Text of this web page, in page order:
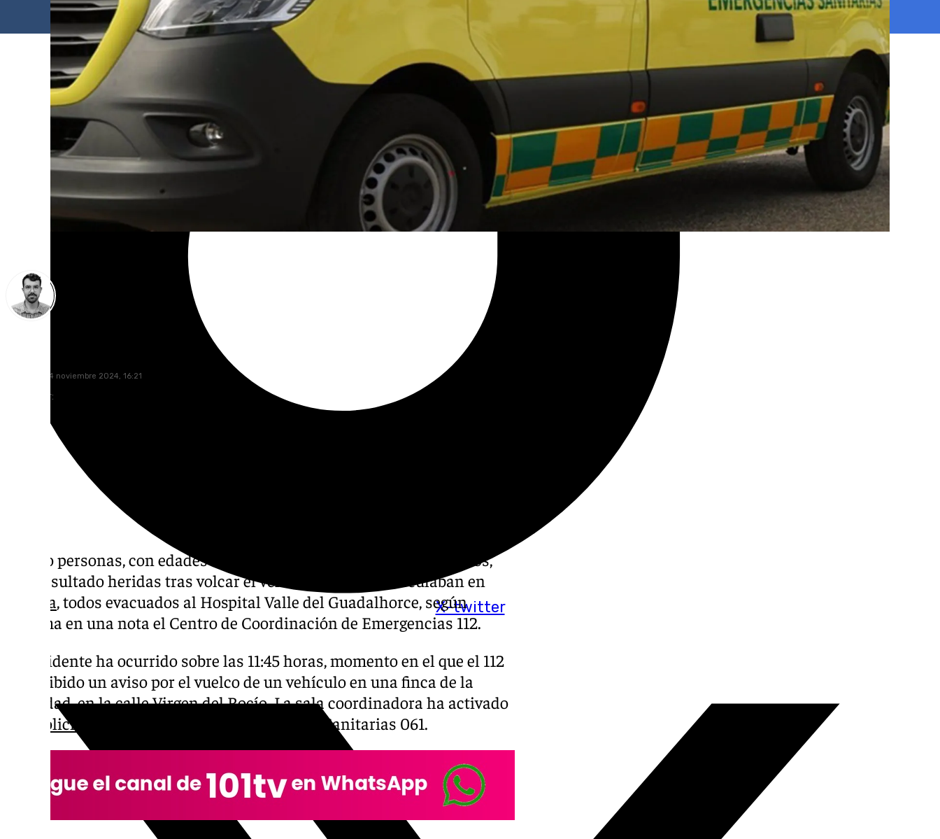
X-twitter
domingo, 24 noviembre 2024, 16:21
Compartir:
Cuatro personas, con edades comprendidas entre los 21 y los 43 años,
han resultado heridas tras volcar el vehículo en el que circulaban en
Pizarra, todos evacuados al Hospital Valle del Guadalhorce, según
informa en una nota el Centro de Coordinación de Emergencias 112.
El accidente ha ocurrido sobre las 11:45 horas, momento en el que el 112
ha recibido un aviso por el vuelco de un vehículo en una finca de la
localidad, en la calle Virgen del Rocío. La sala coordinadora ha activado
Policía Local y al Centro de Emergencias Sanitarias 061.